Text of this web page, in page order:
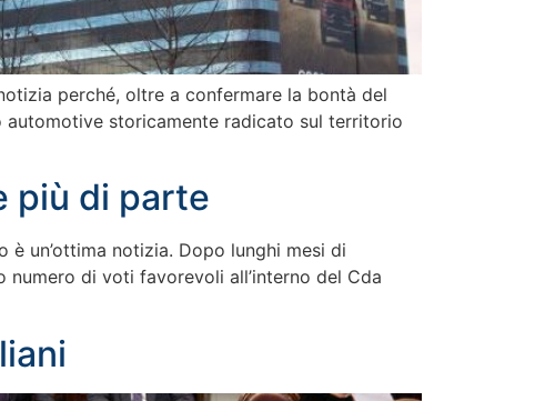
perché, oltre a confermare la bontà del
storicamente radicato sul territorio
più di parte
un’ottima notizia. Dopo lunghi mesi di
numero di voti favorevoli all’interno del Cda